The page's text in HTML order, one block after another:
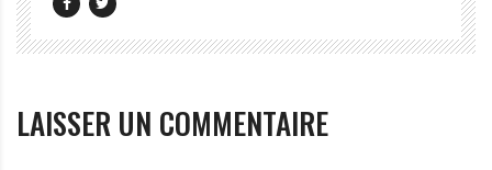
LAISSER UN COMMENTAIRE